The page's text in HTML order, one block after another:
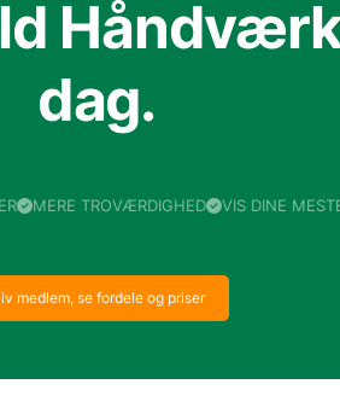
dag.
MERE TROVÆRDIGHED VIS DINE
medlem, se fordele og priser